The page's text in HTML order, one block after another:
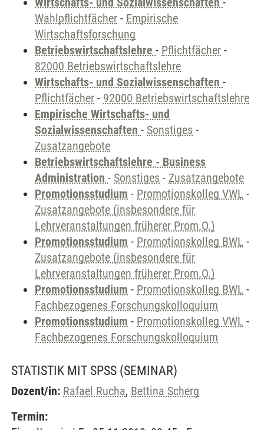
Wahlpflichtfächer - Empirische
Wirtschaftsforschung
Betriebswirtschaftslehre - Pflichtfächer -
82000 Betriebswirtschaftslehre
Wirtschafts- und Sozialwissenschaften -
Pflichtfächer - 92000 Betriebswirtschaftslehre
Empirische Wirtschafts- und
Sozialwissenschaften - Sonstiges -
Zusatzangebote
Betriebswirtschaftslehre - Business
Administration - Sonstiges - Zusatzangebote
Promotionsstudium - Promotionskolleg VWL -
Zusatzangebote (insbesondere für
Lehrveranstaltungen früherer Prom.O.)
Promotionsstudium - Promotionskolleg BWL -
Zusatzangebote (insbesondere für
Lehrveranstaltungen früherer Prom.O.)
Promotionsstudium - Promotionskolleg BWL -
Fachbezogenes Forschungskolloquium
Promotionsstudium - Promotionskolleg VWL -
Fachbezogenes Forschungskolloquium
STATISTIK MIT SPSS (SEMINAR)
Dozent/in: Rafael Rucha, Bettina Scherg
Termin: